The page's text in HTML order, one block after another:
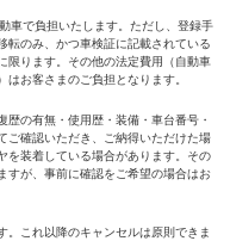
車で負担いたします。ただし、登録手
転のみ、かつ車検証に記載されている
限ります。その他の法定費用（自動車
お客さまのご負担となります。
の有無・使用歴・装備・車台番号・
ご確認いただき、ご納得いただけた場
を装着している場合があります。その
すが、事前に確認をご希望の場合はお
これ以降のキャンセルは原則できま